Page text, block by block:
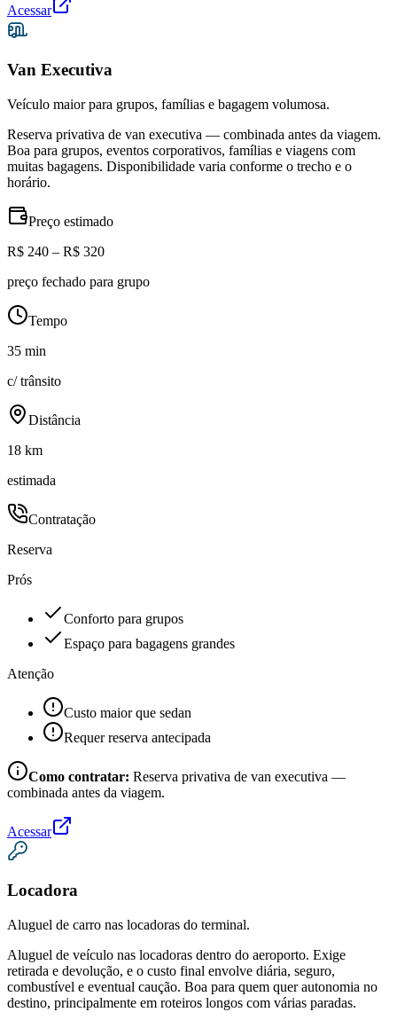
Acessar
Van Executiva
Veículo maior para grupos, famílias e bagagem volumosa.
Reserva privativa de van executiva — combinada antes da viagem.
Boa para grupos, eventos corporativos, famílias e viagens com
muitas bagagens. Disponibilidade varia conforme o trecho e o
horário.
Preço estimado
R$ 240 – R$ 320
preço fechado para grupo
Tempo
35 min
c/ trânsito
Distância
18 km
estimada
Contratação
Reserva
Prós
Conforto para grupos
Espaço para bagagens grandes
Atenção
Custo maior que sedan
Requer reserva antecipada
Como contratar: Reserva privativa de van executiva —
combinada antes da viagem.
Acessar
Locadora
Aluguel de carro nas locadoras do terminal.
Aluguel de veículo nas locadoras dentro do aeroporto. Exige
retirada e devolução, e o custo final envolve diária, seguro,
combustível e eventual caução. Boa para quem quer autonomia no
destino, principalmente em roteiros longos com várias paradas.